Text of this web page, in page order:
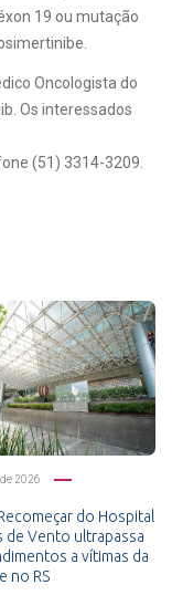
19 ou mutação
Oncologista do
Os interessados
(51) 3314-3209.
2026
do Hospital
de Vento ultrapassa
a vítimas da
no RS